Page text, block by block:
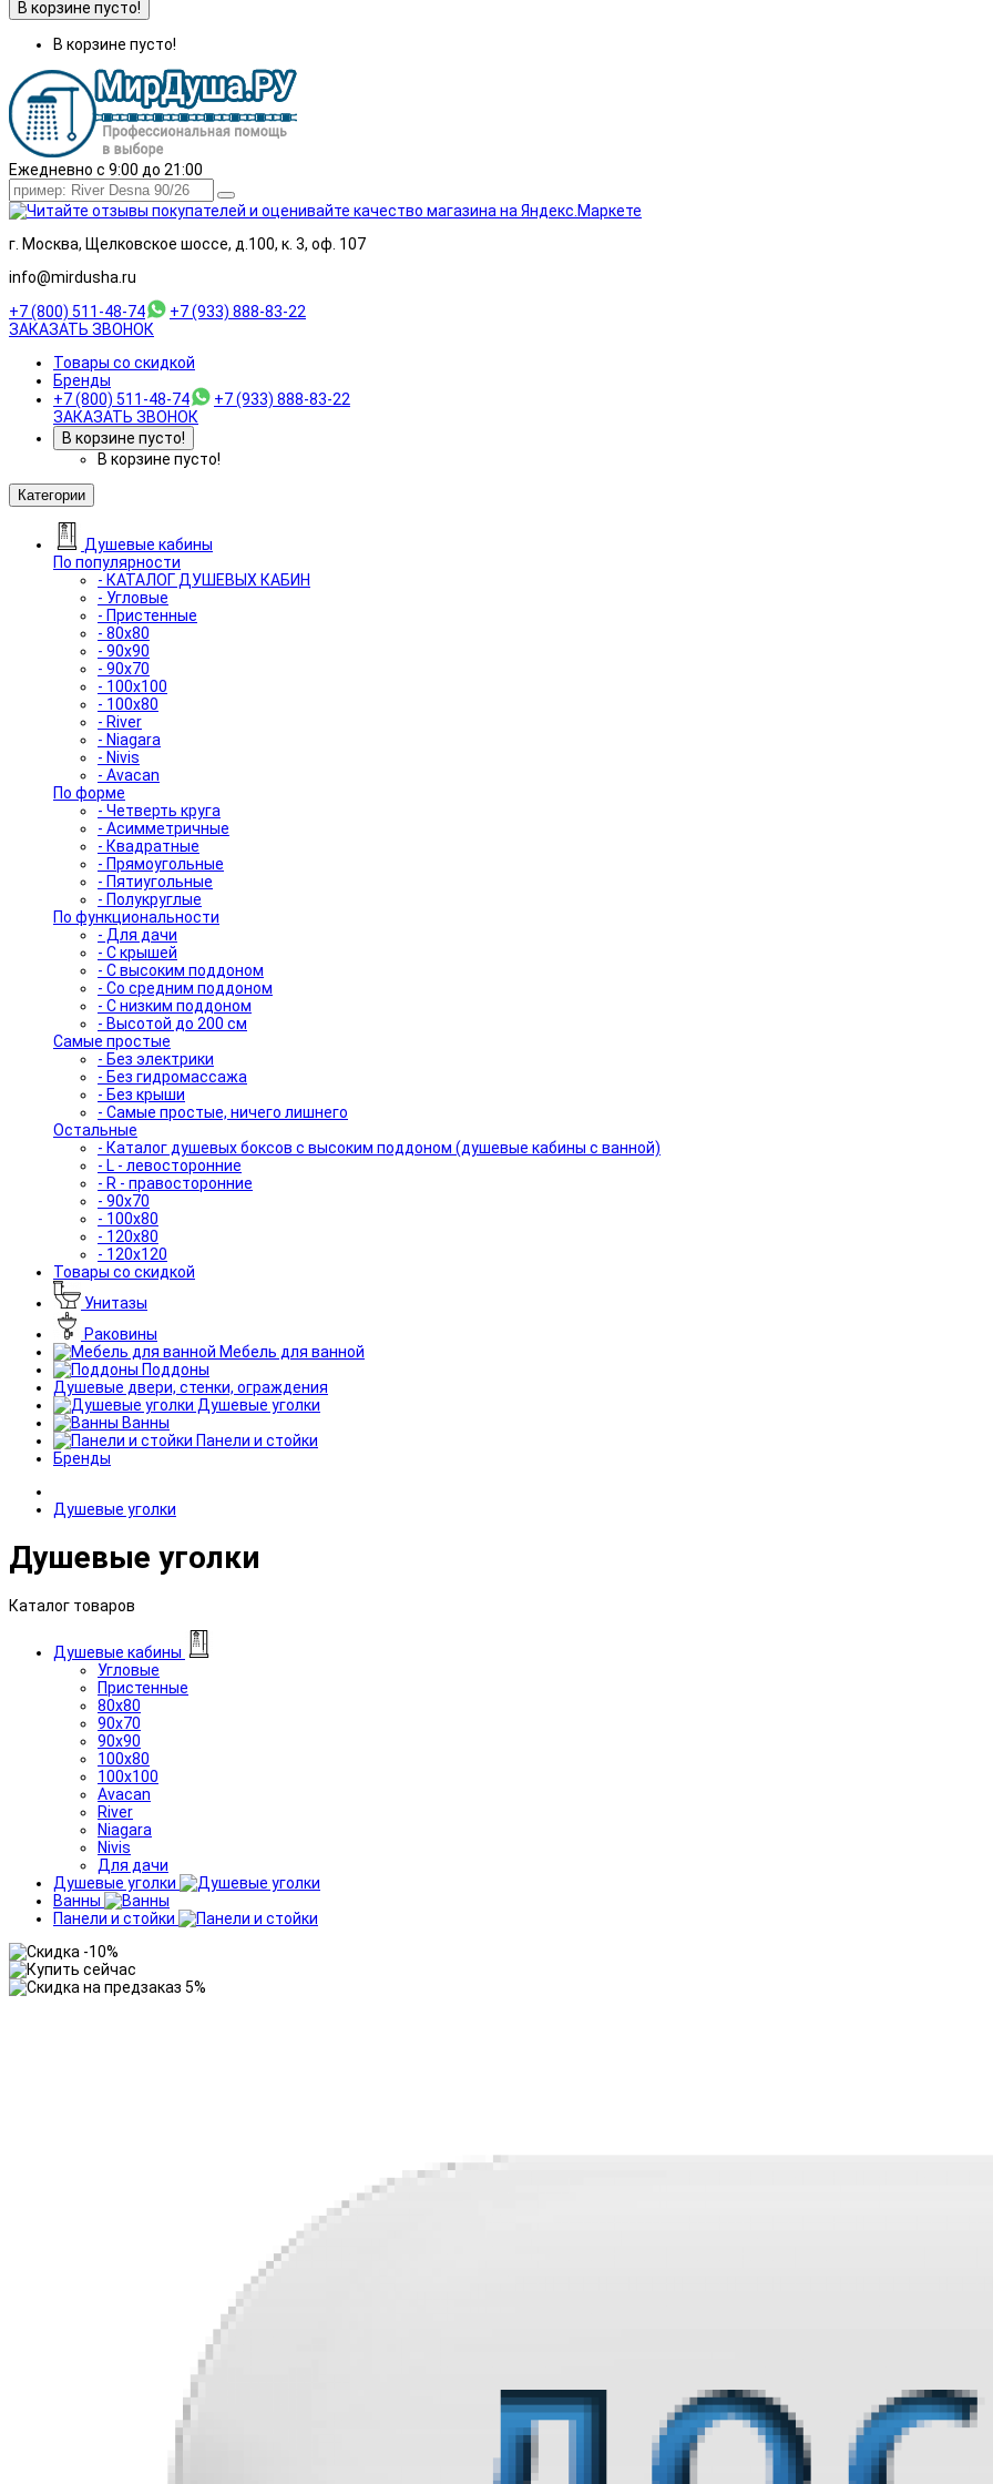
В корзине пусто!
В корзине пусто!
Ежедневно с 9:00 до 21:00
г. Москва, Щелковское шоссе, д.100, к. 3, оф. 107
info@mirdusha.ru
+7 (800) 511-48-74
+7 (933) 888-83-22
ЗАКАЗАТЬ ЗВОНОК
Товары со скидкой
Бренды
+7 (800) 511-48-74
+7 (933) 888-83-22
ЗАКАЗАТЬ ЗВОНОК
В корзине пусто!
В корзине пусто!
Категории
Душевые кабины
По популярности
- КАТАЛОГ ДУШЕВЫХ КАБИН
- Угловые
- Пристенные
- 80x80
- 90x90
- 90x70
- 100x100
- 100x80
- River
- Niagara
- Nivis
- Avacan
По форме
- Четверть круга
- Асимметричные
- Квадратные
- Прямоугольные
- Пятиугольные
- Полукруглые
По функциональности
- Для дачи
- С крышей
- С высоким поддоном
- Со средним поддоном
- С низким поддоном
- Высотой до 200 см
Самые простые
- Без электрики
- Без гидромассажа
- Без крыши
- Самые простые, ничего лишнего
Остальные
- Каталог душевых боксов с высоким поддоном (душевые кабины с ванной)
- L - левосторонние
- R - правосторонние
- 90x70
- 100x80
- 120x80
- 120x120
Товары со скидкой
Унитазы
Раковины
Мебель для ванной
Поддоны
Душевые двери, стенки, ограждения
Душевые уголки
Ванны
Панели и стойки
Бренды
Душевые уголки
Душевые уголки
Каталог товаров
Душевые кабины
Угловые
Пристенные
80x80
90x70
90x90
100x80
100x100
Avacan
River
Niagara
Nivis
Для дачи
Душевые уголки
Ванны
Панели и стойки